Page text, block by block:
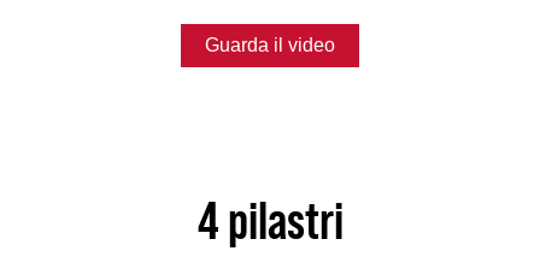
Guarda il video
4 pilastri